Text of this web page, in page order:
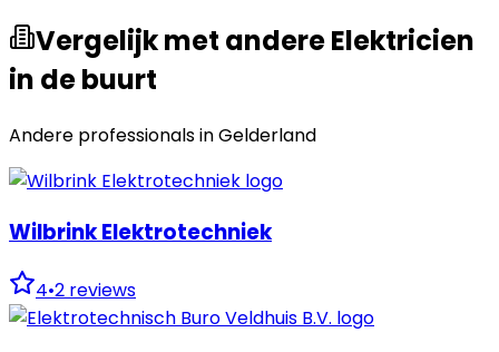
Vergelijk met andere Elektricien
in de buurt
Andere professionals inGelderland
Wilbrink Elektrotechniek
4•2 reviews